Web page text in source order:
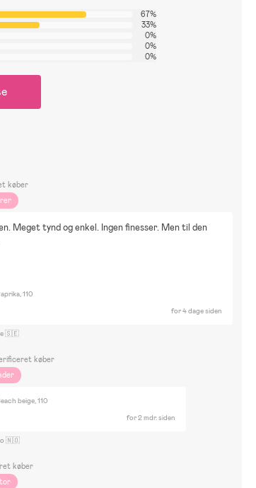
67%
33%
0%
0%
0%
køber
Meget tynd og enkel. Ingen finesser. Men til den
110
for 4 dage siden
🇸🇪
køber
beige, 110
for 2 mdr. siden
🇳🇴
køber